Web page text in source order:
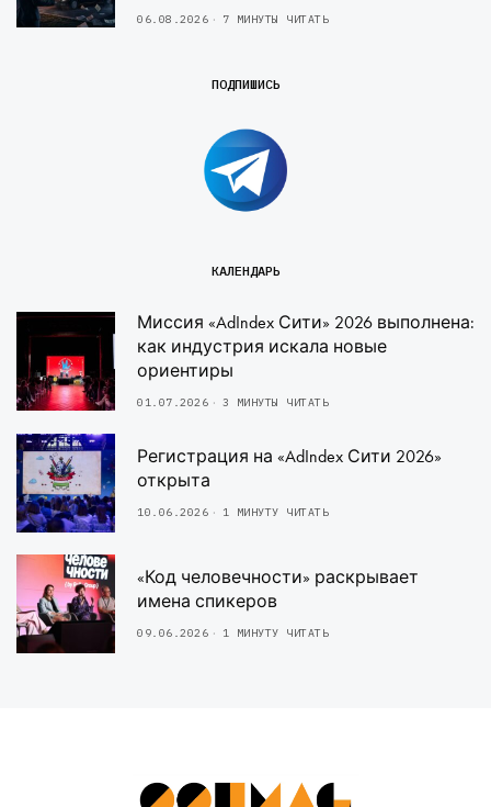
06.08.2026 7 МИНУТЫ ЧИТАТЬ
ПОДПИШИСЬ
КАЛЕНДАРЬ
Миссия «AdIndex Сити» 2026 выполнена:
как индустрия искала новые
ориентиры
01.07.2026 3 МИНУТЫ ЧИТАТЬ
Регистрация на «AdIndex Сити 2026»
открыта
10.06.2026 1 МИНУТУ ЧИТАТЬ
«Код человечности» раскрывает
имена спикеров
09.06.2026 1 МИНУТУ ЧИТАТЬ